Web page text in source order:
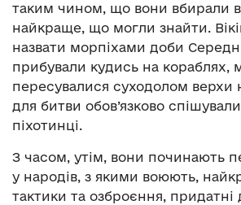
таким чином, що вони вбирали
найкраще, що могли знайти.
назвати морпіхами доби
прибували кудись на кораблях,
пересувалися суходолом верхи
для битви обов’язково
піхотинці.
З часом, утім, вони починають
у народів, з якими воюють,
тактики та озброєння, придатні